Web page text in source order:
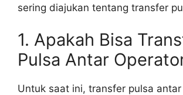
sering diajukan tentang transfer
1. Apakah Bisa
Pulsa Antar
Untuk saat ini, transfer pulsa